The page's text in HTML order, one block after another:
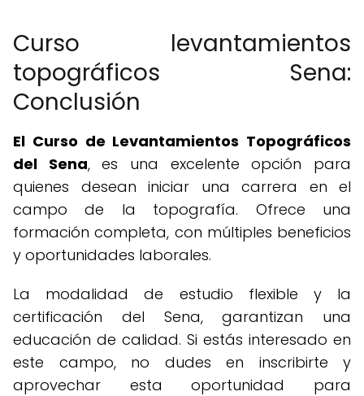
Curso levantamientos
topográficos Sena:
Conclusión
El Curso de Levantamientos Topográficos
del Sena, es una excelente opción para
quienes desean iniciar una carrera en el
campo de la topografía. Ofrece una
formación completa, con múltiples beneficios
y oportunidades laborales.
La modalidad de estudio flexible y la
certificación del Sena, garantizan una
educación de calidad. Si estás interesado en
este campo, no dudes en inscribirte y
aprovechar esta oportunidad para